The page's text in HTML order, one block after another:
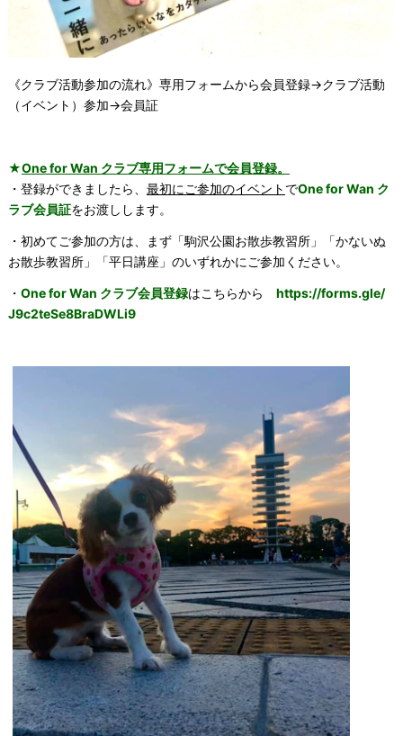
《クラブ活動参加の流れ》専用フォームから会員登録→クラブ活動
（イベント）参加→会員証
★One for Wan クラブ専用フォームで会員登録。
・登録ができましたら、 最初にご参加のイベント でOne for Wan ク
ラブ会員証をお渡しします。
・初めてご参加の方は、まず「駒沢公園お散歩教習所」「かないぬ
お散歩教習所」「平日講座」のいずれかにご参加ください。
・ One for Wan クラブ会員登録はこちらから https://forms.gle/
J9c2teSe8BraDWLi9